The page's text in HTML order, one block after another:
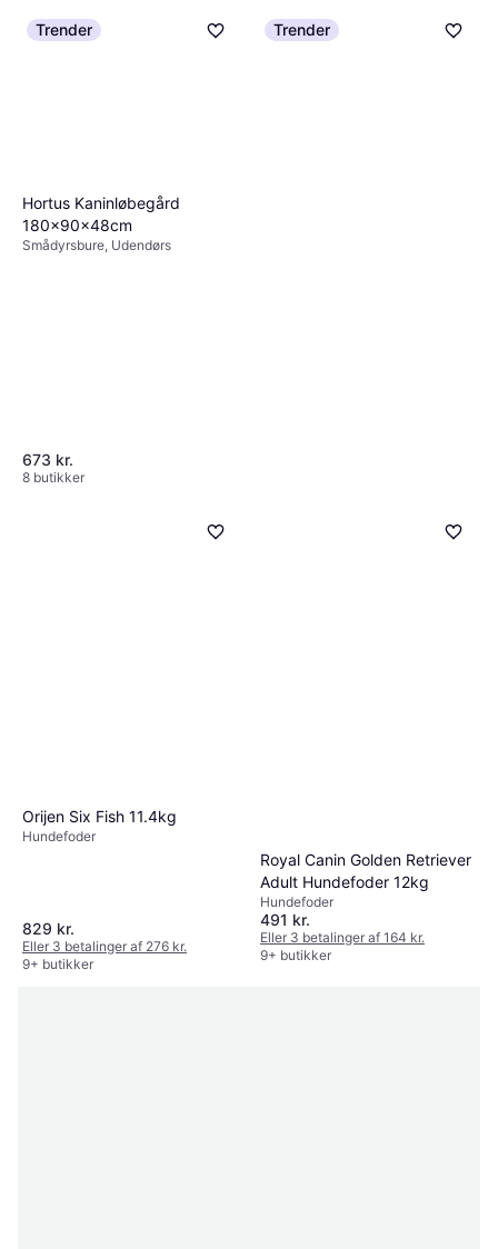
Trender
Hortus Kaninløbegård
180x90x48cm
Smådyrsbure, Udendørs
673 kr.
8 butikker
Trender
Frontline Homegard Spray
Orijen Six Fish 11.4kg
Hundefoder
829 kr.
Eller 3 betalinger af 276 kr.
9+ butikker
Royal Canin Golden Retriever
Adult Hundefoder 12kg
Hundefoder
491 kr.
Eller 3 betalinger af 164 kr.
9+ butikker